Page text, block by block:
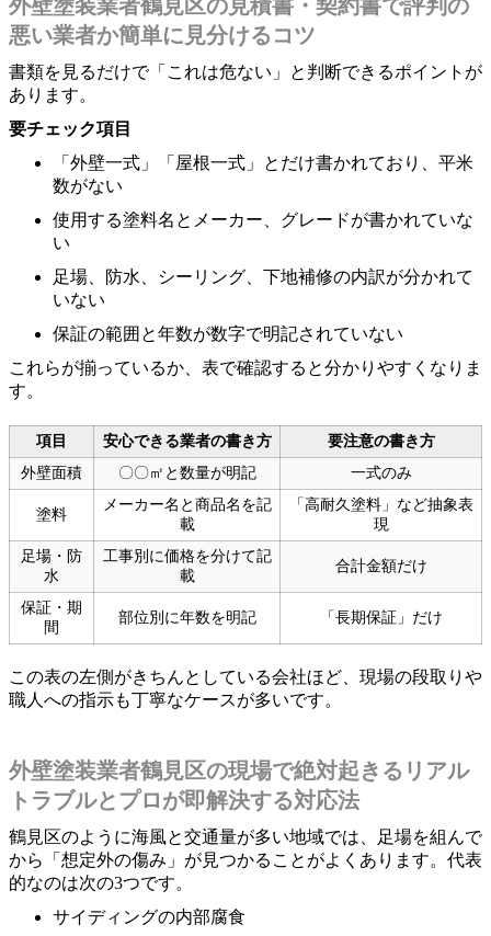
外壁塗装業者鶴見区の見積書・契約書で評判の
悪い業者か簡単に見分けるコツ
書類を見るだけで「これは危ない」と判断できるポイントが
あります。
要チェック項目
「外壁一式」「屋根一式」とだけ書かれており、平米
数がない
使用する塗料名とメーカー、グレードが書かれていな
い
足場、防水、シーリング、下地補修の内訳が分かれて
いない
保証の範囲と年数が数字で明記されていない
これらが揃っているか、表で確認すると分かりやすくなりま
す。
項目 安心できる業者の書き方
要注意の書き方
外壁面積
〇〇㎡と数量が明記 一式のみ
塗料
メーカー名と商品名を記
載
「高耐久塗料」など抽象表
現
足場・防
水
工事別に価格を分けて記
載
合計金額だけ
保証・期
間
部位別に年数を明記 「長期保証」だけ
この表の左側がきちんとしている会社ほど、現場の段取りや
職人への指示も丁寧なケースが多いです。
外壁塗装業者鶴見区の現場で絶対起きるリアル
トラブルとプロが即解決する対応法
鶴見区のように海風と交通量が多い地域では、足場を組んで
から「想定外の傷み」が見つかることがよくあります。代表
的なのは次の3つです。
サイディングの内部腐食